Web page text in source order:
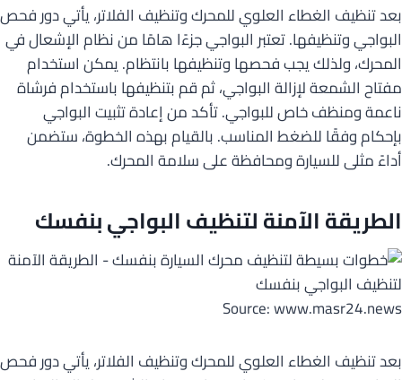
بعد تنظيف الغطاء العلوي للمحرك وتنظيف الفلاتر، يأتي دور فحص
البواجي وتنظيفها. تعتبر البواجي جزءًا هامًا من نظام الإشعال في
المحرك، ولذلك يجب فحصها وتنظيفها بانتظام. يمكن استخدام
مفتاح الشمعة لإزالة البواجي، ثم قم بتنظيفها باستخدام فرشاة
ناعمة ومنظف خاص للبواجي. تأكد من إعادة تثبيت البواجي
بإحكام وفقًا للضغط المناسب. بالقيام بهذه الخطوة، ستضمن
أداءً مثلى للسيارة ومحافظة على سلامة المحرك.
الطريقة الآمنة لتنظيف البواجي بنفسك
Source: www.masr24.news
بعد تنظيف الغطاء العلوي للمحرك وتنظيف الفلاتر، يأتي دور فحص